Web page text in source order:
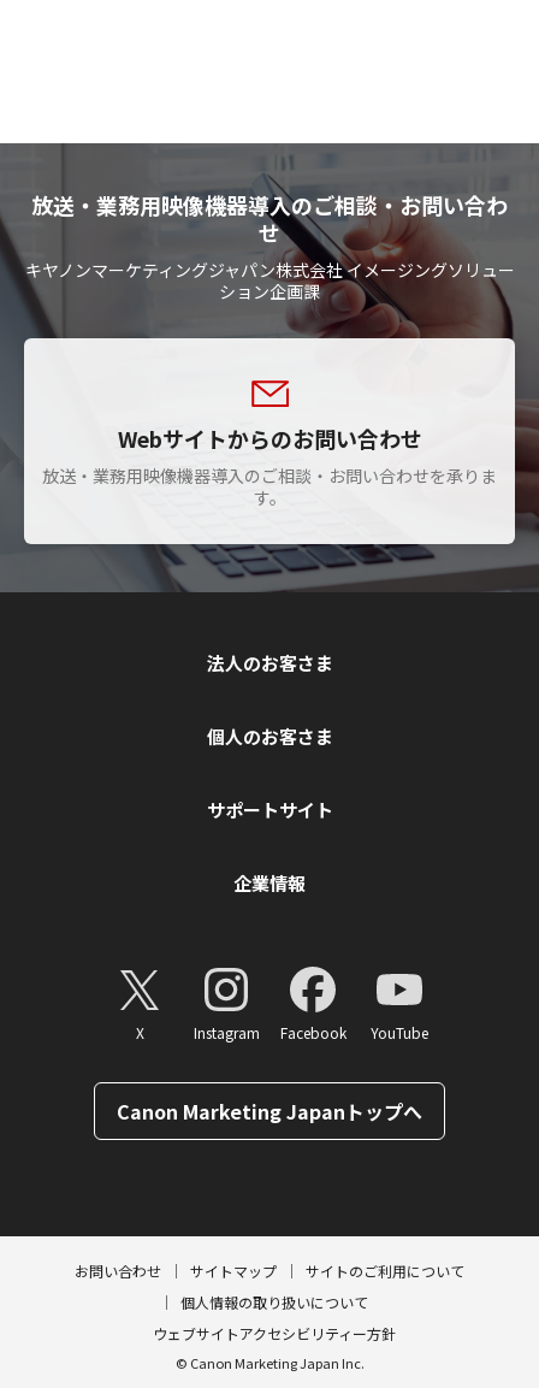
放送・業務用映像機器導入のご相談・お問い合わ
せ
キヤノンマーケティングジャパン株式会社 イメージングソリュー
ション企画課
Webサイトからのお問い合わせ
放送・業務用映像機器導入のご相談・お問い合わせを承りま
す。
法人のお客さま
個人のお客さま
サポートサイト
企業情報
X Instagram Facebook YouTube
Canon Marketing Japanトップへ
お問い合わせ サイトマップ
サイトのご利用について
個人情報の取り扱いについて
ウェブサイトアクセシビリティー方針
© Canon Marketing Japan Inc.